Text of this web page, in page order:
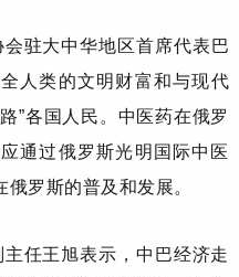
驻大中华地区首席代表 巴
人类的文明财富和与现代
”各国人民。中医药在俄罗
通过俄罗斯光明国际中医
罗斯的普及和发展。
主任王旭表示，中巴经济走